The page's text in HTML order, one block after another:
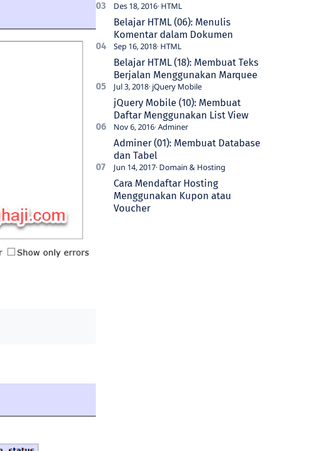
Des 18, 2016
Belajar HTML (06): Menulis
Komentar dalam Dokumen
Sep 16, 2018
Belajar HTML (18): Membuat Teks
Berjalan Menggunakan Marquee
Jul 3, 2018
jQuery Mobile (10): Membuat
Daftar Menggunakan List View
Nov 6, 2016
Adminer (01): Membuat Database
dan Tabel
Jun 14, 2017
Cara Mendaftar Hosting
Menggunakan Kupon atau
Voucher